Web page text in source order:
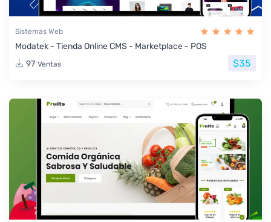
Sistemas Web
Modatek - Tienda Online CMS - Marketplace - POS
97 Ventas $35